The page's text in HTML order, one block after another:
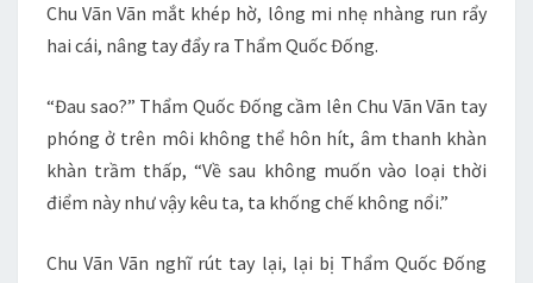
Chu Vãn Vãn mắt khép hờ, lông mi nhẹ nhàng run rẩy
hai cái, nâng tay đẩy ra Thẩm Quốc Đống.
“Đau sao?” Thẩm Quốc Đống cầm lên Chu Vãn Vãn tay
phóng ở trên môi không thể hôn hít, âm thanh khàn
khàn trầm thấp, “Về sau không muốn vào loại thời
điểm này như vậy kêu ta, ta khống chế không nổi.”
Chu Vãn Vãn nghĩ rút tay lại, lại bị Thẩm Quốc Đống